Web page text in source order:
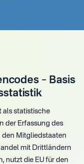
– Basis
als statistische
der Erfassung des
Mitgliedstaaten
mit Drittländern
nutzt die EU für den